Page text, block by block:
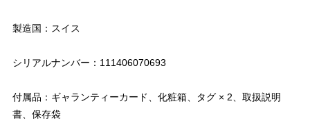
製造国：スイス
シリアルナンバー：111406070693
付属品：ギャランティーカード、化粧箱、タグ × 2、取扱説明
書、保存袋